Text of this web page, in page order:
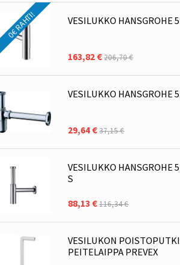
0€ RAHTI! VESILUKKO HANSGROHE
163,82 €206,70 €
VESILUKKO HANSGROHE
29,64 €37,15 €
VESILUKKO HANSGROHE
S
88,13 €116,34 €
VESILUKON POISTOPUTKI
PEITELAIPPA PREVEX